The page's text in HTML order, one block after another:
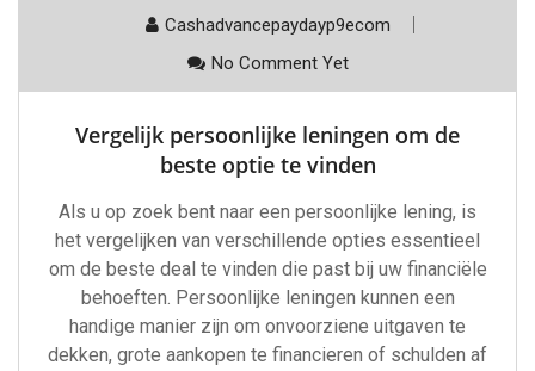
Cashadvancepaydayp9ecom
No Comment Yet
Vergelijk persoonlijke leningen om de
beste optie te vinden
Als u op zoek bent naar een persoonlijke lening, is
het vergelijken van verschillende opties essentieel
om de beste deal te vinden die past bij uw financiële
behoeften. Persoonlijke leningen kunnen een
handige manier zijn om onvoorziene uitgaven te
dekken, grote aankopen te financieren of schulden af